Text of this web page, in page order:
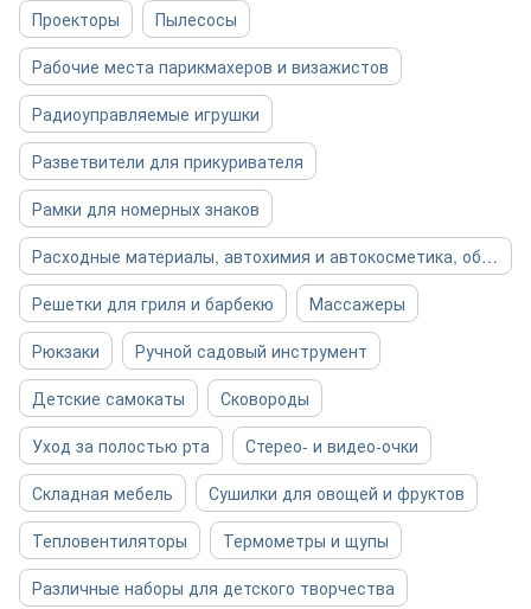
Проекторы
Пылесосы
Рабочие места парикмахеров и визажистов
Радиоуправляемые игрушки
Разветвители для прикуривателя
Рамки для номерных знаков
Расходные материалы, автохимия и автокосметика, общее
Решетки для гриля и барбекю
Массажеры
Рюкзаки
Ручной садовый инструмент
Детские самокаты
Сковороды
Уход за полостью рта
Стерео- и видео-очки
Складная мебель
Сушилки для овощей и фруктов
Тепловентиляторы
Термометры и щупы
Различные наборы для детского творчества